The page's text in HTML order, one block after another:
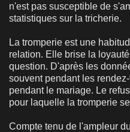
n'est pas susceptible de
statistiques sur la tricherie.
La tromperie est une
relation. Elle brise la
question. D'après les
souvent pendant les
pendant le mariage. Le
pour laquelle la tromperie
Compte tenu de l'ampleur